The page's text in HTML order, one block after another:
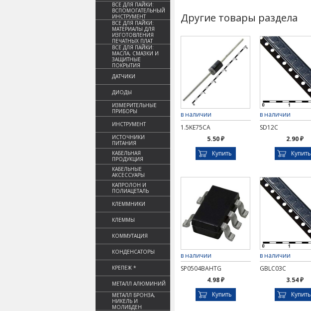
ВСЕ ДЛЯ ПАЙКИ:
ВСПОМОГАТЕЛЬНЫЙ
ИНСТРУМЕНТ
ВСЕ ДЛЯ ПАЙКИ:
МАТЕРИАЛЫ ДЛЯ
ИЗГОТОВЛЕНИЯ
ПЕЧАТНЫХ ПЛАТ
ВСЕ ДЛЯ ПАЙКИ:
МАСЛА, СМАЗКИ И
ЗАЩИТНЫЕ
ПОКРЫТИЯ
ДАТЧИКИ
ДИОДЫ
ИЗМЕРИТЕЛЬНЫЕ
ПРИБОРЫ
ИНСТРУМЕНТ
ИСТОЧНИКИ
ПИТАНИЯ
КАБЕЛЬНАЯ
ПРОДУКЦИЯ
КАБЕЛЬНЫЕ
АКСЕССУАРЫ
КАПРОЛОН И
ПОЛИАЦЕТАЛЬ
КЛЕММНИКИ
КЛЕММЫ
КОММУТАЦИЯ
КОНДЕНСАТОРЫ
КРЕПЕЖ *
МЕТАЛЛ АЛЮМИНИЙ
МЕТАЛЛ БРОНЗА,
НИКЕЛЬ И
МОЛИБДЕН
Другие товары раздела
в наличии
1.5KE75CA
5.50 ₽
Купить
в наличии
SD12C
2.90 ₽
Купить
в наличии
SP0504BAHTG
4.98 ₽
Купить
в наличии
GBLC03C
3.54 ₽
Купить